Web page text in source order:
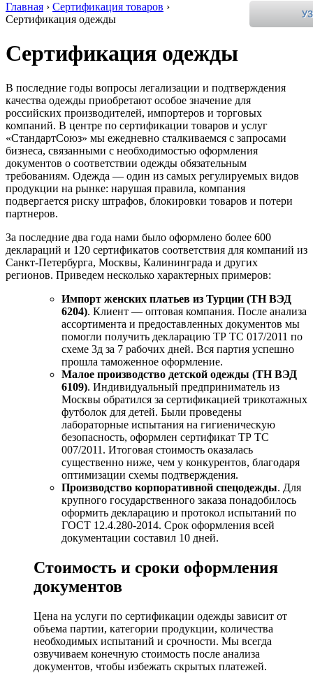
Главная › Сертификация товаров ›
Сертификация одежды
Сертификация одежды
В последние годы вопросы легализации и подтверждения
качества одежды приобретают особое значение для
российских производителей, импортеров и торговых
компаний. В центре по сертификации товаров и услуг
«СтандартСоюз» мы ежедневно сталкиваемся с запросами
бизнеса, связанными с необходимостью оформления
документов о соответствии одежды обязательным
требованиям. Одежда — один из самых регулируемых видов
продукции на рынке: нарушая правила, компания
подвергается риску штрафов, блокировки товаров и потери
партнеров.
За последние два года нами было оформлено более 600
деклараций и 120 сертификатов соответствия для компаний из
Санкт-Петербурга, Москвы, Калининграда и других
регионов. Приведем несколько характерных примеров:
Импорт женских платьев из Турции (ТН ВЭД
6204). Клиент — оптовая компания. После анализа
ассортимента и предоставленных документов мы
помогли получить декларацию ТР ТС 017/2011 по
схеме 3д за 7 рабочих дней. Вся партия успешно
прошла таможенное оформление.
Малое производство детской одежды (ТН ВЭД
6109). Индивидуальный предприниматель из
Москвы обратился за сертификацией трикотажных
футболок для детей. Были проведены
лабораторные испытания на гигиеническую
безопасность, оформлен сертификат ТР ТС
007/2011. Итоговая стоимость оказалась
существенно ниже, чем у конкурентов, благодаря
оптимизации схемы подтверждения.
Производство корпоративной спецодежды. Для
крупного государственного заказа понадобилось
оформить декларацию и протокол испытаний по
ГОСТ 12.4.280-2014. Срок оформления всей
документации составил 10 дней.
Стоимость и сроки оформления
документов
Цена на услуги по сертификации одежды зависит от
объема партии, категории продукции, количества
необходимых испытаний и срочности. Мы всегда
озвучиваем конечную стоимость после анализа
документов, чтобы избежать скрытых платежей.